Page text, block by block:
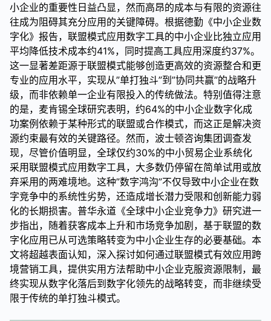
小企业的重要性日益凸显，然而高昂的成本与有限的资源往
往成为阻碍其充分应用的关键障碍。根据德勤《中小企业数
字化》报告，联盟模式应用数字工具的中小企业比独立应用
平均降低技术成本约41%，同时提高工具应用深度约37%。
这一显著差距源于联盟模式能够创造更高效的资源整合和更
专业的应用水平，实现从”单打独斗”到”协同共赢”的战略升
级，而非依赖单一企业有限投入的传统做法。特别值得注意
的是，麦肯锡全球研究表明，约64%的中小企业数字化成
功案例依赖于某种形式的联盟或合作模式，而这正是解决资
源约束最有效的关键路径。然而，波士顿咨询集团调查发
现，尽管价值明显，全球仅约30%的中小贸易企业系统化
采用联盟模式应用数字工具，大多数仍停留在简单试用或放
弃采用的两难境地。这种”数字鸿沟”不仅导致中小企业在数
字竞争中的系统性劣势，还造成增长潜力受限和创新能力弱
化的长期损害。普华永道《全球中小企业竞争力》研究进一
步指出，随着获客成本上升和市场竞争加剧，基于联盟的数
字化应用已从可选策略转变为中小企业生存的必要基础。本
文将超越表面认知，深入探讨如何通过联盟模式有效应用跨
境营销工具，提供实用方法帮助中小企业克服资源限制，最
终实现从数字化落后到数字化领先的战略转变，而非继续受
限于传统的单打独斗模式。